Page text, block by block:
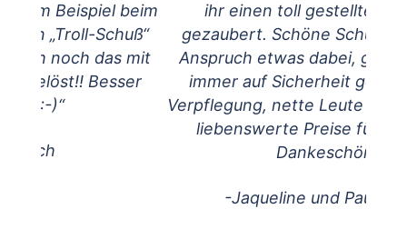
ihr einen toll gestellten Parcours
gezaubert. Schöne Schüsse, für jeden
Anspruch etwas dabei, guter Pfeilfang,
immer auf Sicherheit geachtet, topp
Verpflegung, nette Leute kennen gelernt,
liebenswerte Preise für die Sieger.
-Jaqueline und Paul Stritzel